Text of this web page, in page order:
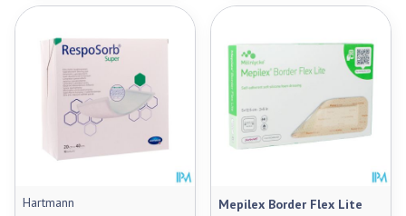
Hartmann
Mepilex Border Flex Lite